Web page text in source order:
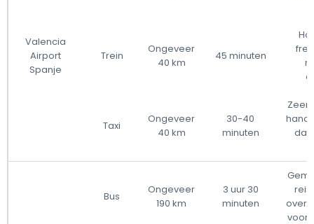
Valencia
Airport
Spanje
Trein
Ongeveer
40 km
45 minuten
Taxi
Ongeveer
40 km
30-40
minuten
Zeer
Bus
Ongeveer
190 km
3 uur 30
minuten
reis
voor